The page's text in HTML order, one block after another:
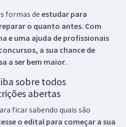
formas de estudar para
o quanto antes. Com
e uma ajuda de profissionais
a sua chance de
a ser bem maior.
sobre todos
abertas
ficar sabendo quais são
o edital para começar a sua